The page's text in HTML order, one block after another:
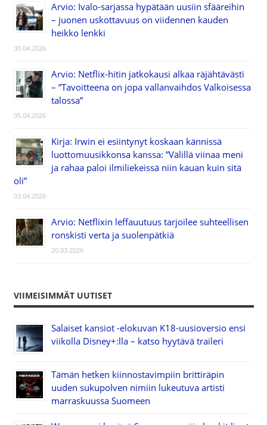
Arvio: Ivalo-sarjassa hypätään uusiin sfääreihin
– juonen uskottavuus on viidennen kauden
heikko lenkki
30.04.2026
Arvio: Netflix-hitin jatkokausi alkaa räjähtävästi
– ”Tavoitteena on jopa vallanvaihdos Valkoisessa
talossa”
05.04.2026
Kirja: Irwin ei esiintynyt koskaan kännissä
luottomuusikkonsa kanssa: ”Välillä viinaa meni
ja rahaa paloi ilmiliekeissä niin kauan kuin sitä
oli”
03.04.2026
Arvio: Netflixin leffauutuus tarjoilee suhteellisen
ronskisti verta ja suolenpätkiä
20.03.2026
VIIMEISIMMÄT UUTISET
Salaiset kansiot -elokuvan K18-uusioversio ensi
viikolla Disney+:lla – katso hyytävä traileri
Tämän hetken kiinnostavimpiin brittiräpin
uuden sukupolven nimiin lukeutuva artisti
marraskuussa Suomeen